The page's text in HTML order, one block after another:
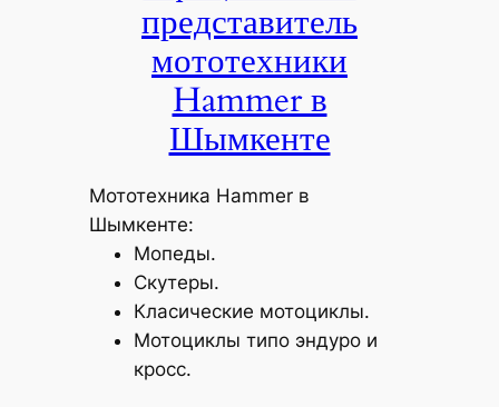
представитель
мототехники
Hammer в
Шымкенте
Мототехника Hammer в
Шымкенте:
Мопеды.
Скутеры.
Класические мотоциклы.
Мотоциклы типо эндуро и
кросс.